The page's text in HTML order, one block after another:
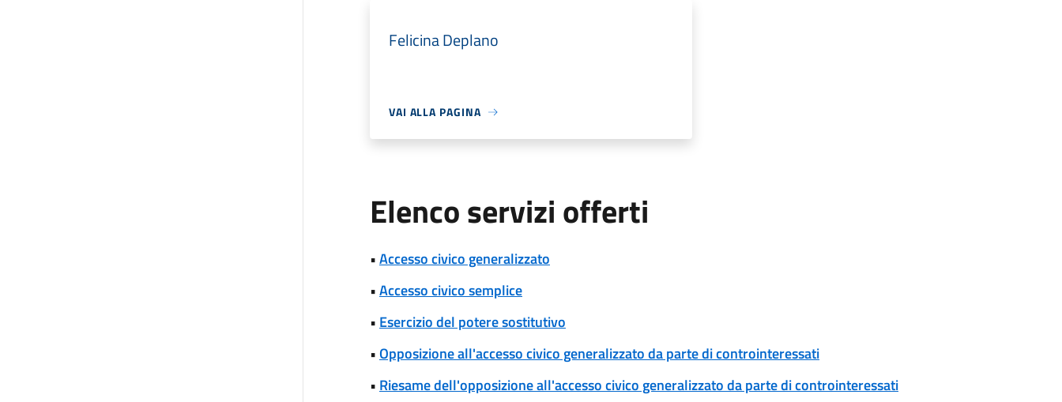
Felicina Deplano
VAI ALLA PAGINA
Elenco servizi offerti
•Accesso civico generalizzato
•Accesso civico semplice
• Esercizio del potere sostitutivo
•Opposizione all'accesso civico generalizzato da parte di controinteressati
• Riesame dell'opposizione all'accesso civico generalizzato da parte di controinteressati